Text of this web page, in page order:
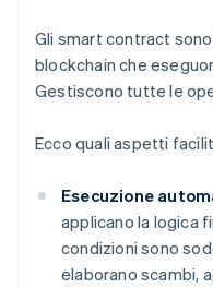
Gli smart contract
blockchain che
Gestiscono tutte le
Ecco quali aspetti
Esecuzione
applicano la logica
condizioni sono
elaborano scambi,